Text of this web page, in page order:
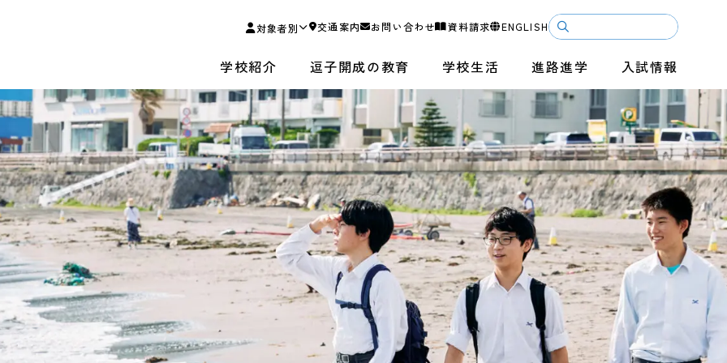
学校紹介 逗子開成の教育 学校生活 進路進学 入試情報
対象者別 交通案内 お問い合わせ 資料請求 ENGLISH